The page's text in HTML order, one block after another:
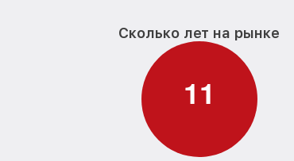
Сколько лет на рынке
11